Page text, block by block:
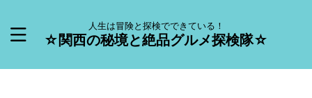
人生は冒険と探検でできている！
☆関西の秘境と絶品グルメ探検隊☆